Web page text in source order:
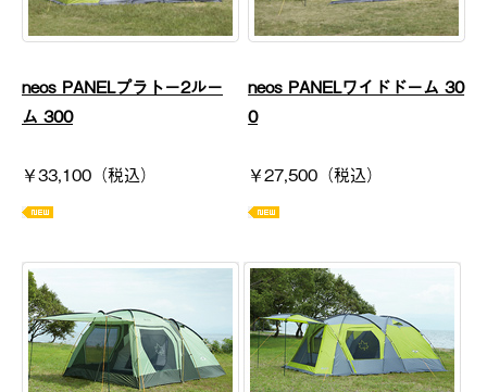
neos PANELプラトー2ルー
ム 300
￥33,100（税込）
neos PANELワイドドーム 30
0
￥27,500（税込）